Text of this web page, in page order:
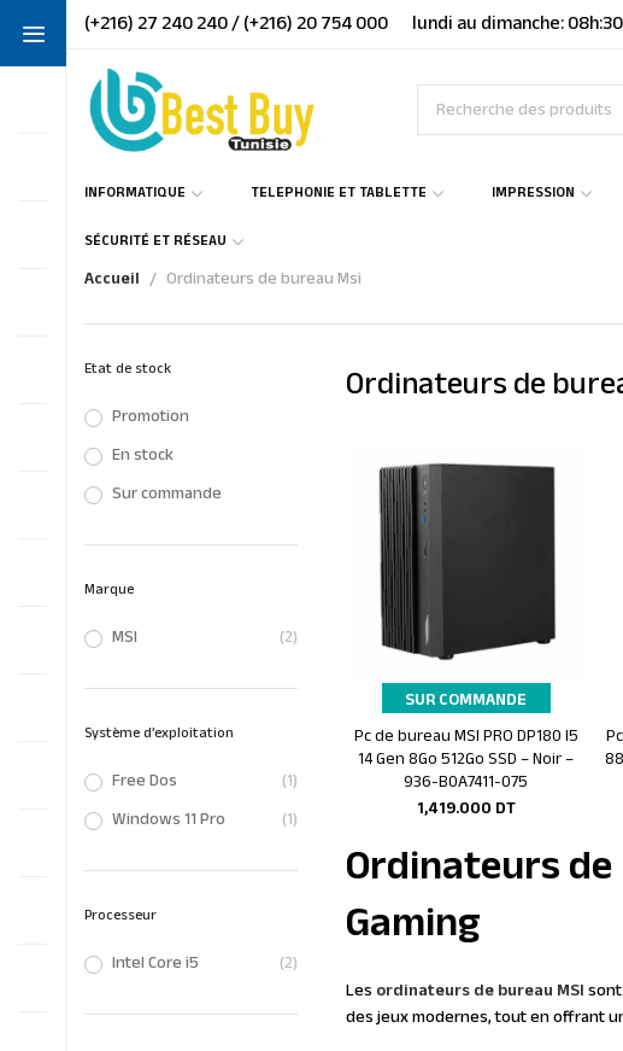
(+216) 27 240 240 / (+216) 20 754 000 lundi au dimanche:
INFORMATIQUE TELEPHONIE ET TABLETTE IMPRESSION
SÉCURITÉ ET RÉSEAU
Accueil Ordinateurs de bureau Msi
Etat de stock
Promotion
En stock
Sur commande
Marque
MSI (2)
Système d’exploitation
Free Dos
(1)
Windows 11 Pro
(1)
Processeur
Intel Core i5 (2)
Ordinateurs de
SUR COMMANDE
Ajouter au panier
Pc de bureau MSI PRO DP180 I5
14 Gen 8Go 512Go SSD – Noir –
936-B0A7411-075
1,419.000 DT
Ordinateurs
Gaming
Les ordinateurs de bureau MSI
des jeux modernes, tout en offrant